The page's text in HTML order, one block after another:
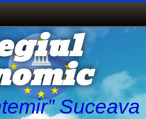
Suceava